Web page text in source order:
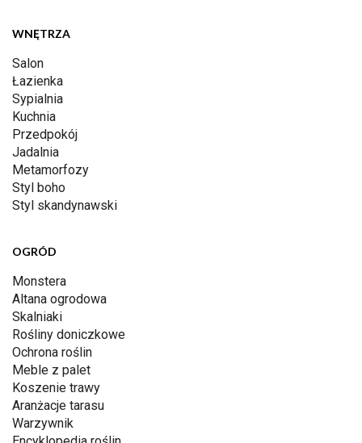
WNĘTRZA
Salon
Łazienka
Sypialnia
Kuchnia
Przedpokój
Jadalnia
Metamorfozy
Styl boho
Styl skandynawski
OGRÓD
Monstera
Altana ogrodowa
Skalniaki
Rośliny doniczkowe
Ochrona roślin
Meble z palet
Koszenie trawy
Aranżacje tarasu
Warzywnik